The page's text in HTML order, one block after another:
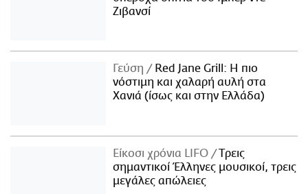
Ζιβανσί
Γεύση
Red Jane Grill: Η πιο
νόστιμη και χαλαρή αυλή στα
Χανιά (ίσως και στην Ελλάδα)
Είκοσι χρόνια LIFO
Tρεις
σημαντικοί Έλληνες μουσικοί, τρεις
μεγάλες απώλειες